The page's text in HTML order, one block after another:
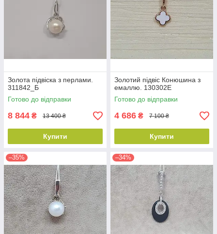
Золота підвіска з перлами.
311842_Б
Готово до відправки
8 844 ₴ 13 400 ₴
Купити
Золотий підвіс Конюшина з
емаллю. 130302Е
Готово до відправки
4 686 ₴ 7 100 ₴
Купити
–35% –34%